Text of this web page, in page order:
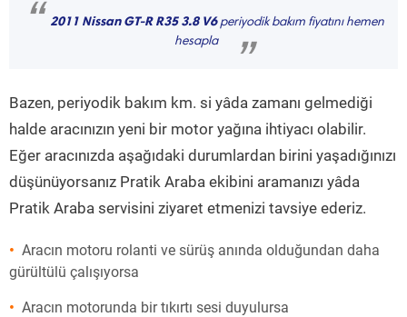
“ 2011 Nissan GT-R R35 3.8 V6periyodik bakım fiyatını hemen
hesapla
”
Bazen, periyodik bakım km. si yâda zamanı gelmediği
halde aracınızın yeni bir motor yağına ihtiyacı olabilir.
Eğer aracınızda aşağıdaki durumlardan birini yaşadığınızı
düşünüyorsanız Pratik Araba ekibini aramanızı yâda
Pratik Araba servisini ziyaret etmenizi tavsiye ederiz.
Aracın motoru rolanti ve sürüş anında olduğundan daha
gürültülü çalışıyorsa
Aracın motorunda bir tıkırtı sesi duyulursa